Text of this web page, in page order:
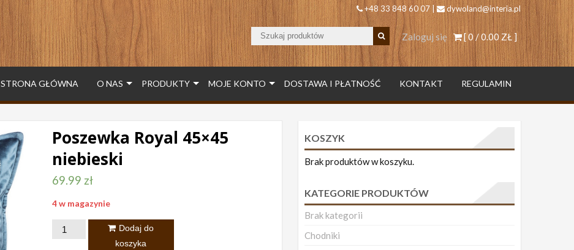
+48 33 848 60 07 | dywoland@interia.pl
[ 0 /0.00 ZŁ]
Zaloguj się
STRONA GŁÓWNA O NAS PRODUKTY MOJE KONTO DOSTAWA I PŁATNOŚĆ KONTAKT REGULAMIN
Poszewka Royal 45×45
niebieski
69.99 zł
4 w magazynie
ilość
Dodaj do
koszyka
KOSZYK
Brak produktów w koszyku.
KATEGORIE PRODUKTÓW
Brak kategorii
Chodniki